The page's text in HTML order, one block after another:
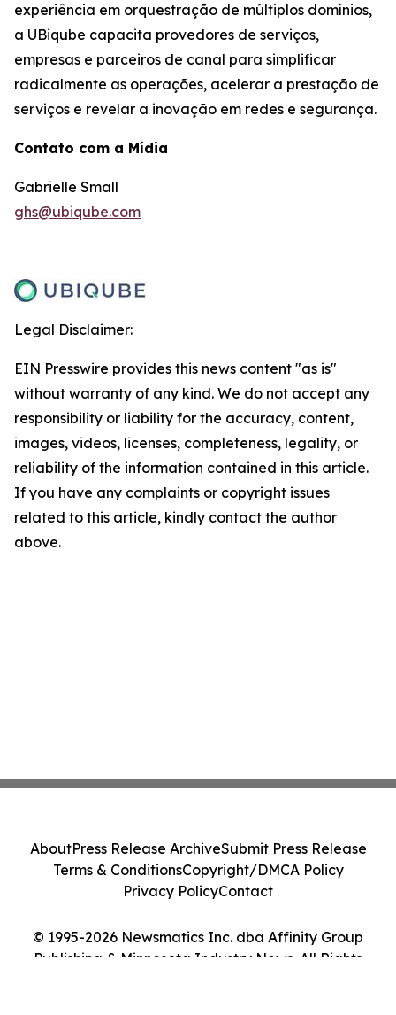
experiência em orquestração de múltiplos domínios,
a UBiqube capacita provedores de serviços,
empresas e parceiros de canal para simplificar
radicalmente as operações, acelerar a prestação de
serviços e revelar a inovação em redes e segurança.
Contato com a Mídia
Gabrielle Small
ghs@ubiqube.com
Legal Disclaimer:
EIN Presswire provides this news content "as is"
without warranty of any kind. We do not accept any
responsibility or liability for the accuracy, content,
images, videos, licenses, completeness, legality, or
reliability of the information contained in this article.
If you have any complaints or copyright issues
related to this article, kindly contact the author
above.
© 1995-2026 Newsmatics Inc. dba Affinity Group
Publishing & Minnesota Industry News. All Rights
AboutPress Release ArchiveSubmit Press Release
Terms & ConditionsCopyright/DMCA Policy
Privacy PolicyContact